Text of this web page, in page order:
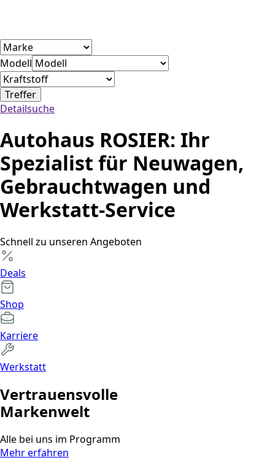
Modell
Treffer
Detailsuche
Autohaus ROSIER: Ihr
Spezialist für Neuwagen,
Gebrauchtwagen und
Werkstatt-Service
Schnell zu unseren Angeboten
Deals
Shop
Karriere
Werkstatt
Vertrauens­volle
Markenwelt
Alle bei uns im Programm
Mehr erfahren